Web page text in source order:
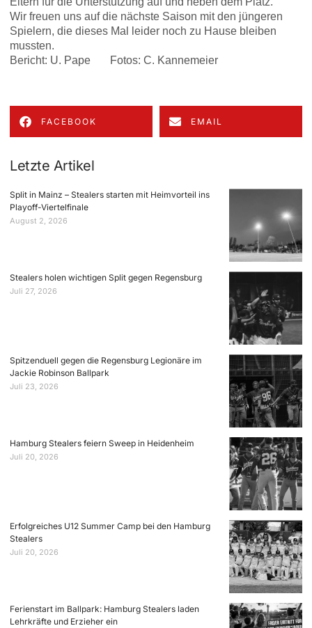
Wir freuen uns auf die nächste Saison mit den jüngeren
Spielern, die dieses Mal leider noch zu Hause bleiben
mussten.
Bericht: U. Pape Fotos: C. Kannemeier
FACEBOOK EMAIL
Letzte Artikel
Split in Mainz – Stealers starten mit Heimvorteil ins
Playoff-Viertelfinale
August 2, 2026
Stealers holen wichtigen Split gegen Regensburg
Juli 27, 2026
Spitzenduell gegen die Regensburg Legionäre im
Jackie Robinson Ballpark
Juli 23, 2026
Hamburg Stealers feiern Sweep in Heidenheim
Juli 20, 2026
Erfolgreiches U12 Summer Camp bei den Hamburg
Stealers
Juli 20, 2026
Ferienstart im Ballpark: Hamburg Stealers laden
Lehrkräfte und Erzieher ein